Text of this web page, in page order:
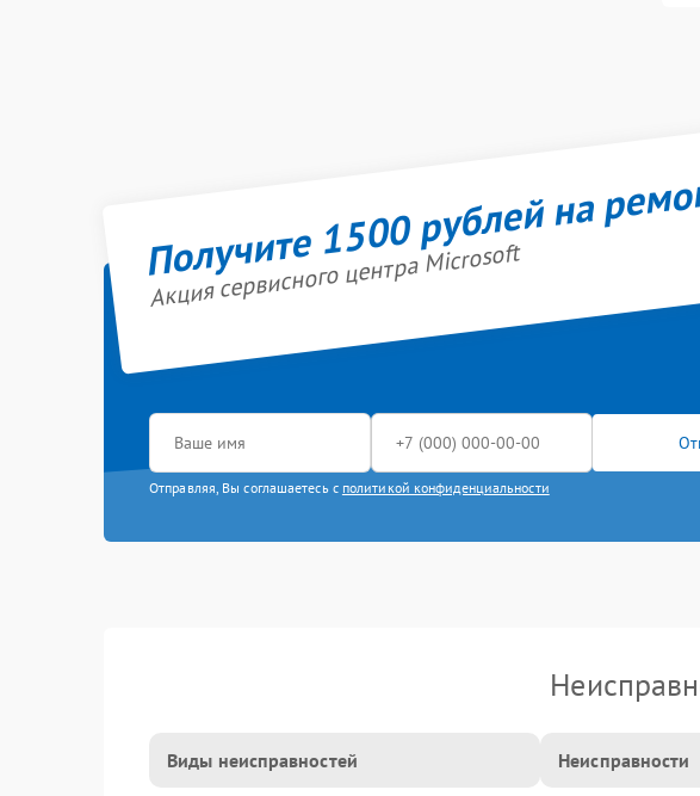
Получите 1500 рублей на
Акция сервисного центра Microsoft
Отправляя, Вы соглашаетесь с политикой конфиденциальности
Виды неисправностей Неисправности